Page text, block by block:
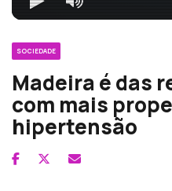
SOCIEDADE
Madeira é das
com mais
hipertensão